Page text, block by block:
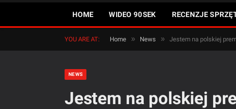
HOME WIDEO 90SEK RECENZJE
YOU ARE AT: Home » News » Jestem na polskiej
NEWS
Jestem na polskiej